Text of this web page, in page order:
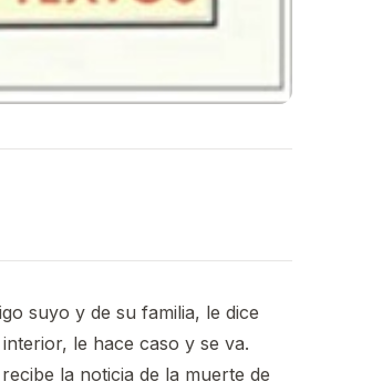
suyo y de su familia, le dice
le hace caso y se va.
la noticia de la muerte de